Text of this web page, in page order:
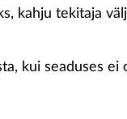
kahju tekitaja
kui seaduses